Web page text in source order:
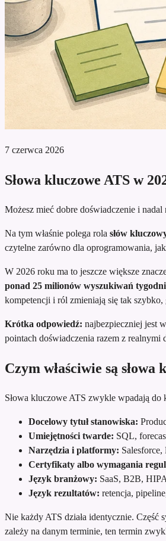
7 czerwca 2026
Słowa kluczowe ATS w
Możesz mieć dobre doświadczenie i
Na tym właśnie polega rola słów
czytelne zarówno dla oprogramowania,
W 2026 roku ma to jeszcze większe
ponad 25 milionów wyszukiwań
kompetencji i ról zmieniają się tak
Krótka odpowiedź: najbezpieczniej jest
pointach doświadczenia razem z realnymi
Czym właściwie są słowa
Słowa kluczowe ATS zwykle wpadają
Docelowy tytuł stanowiska:
Umiejętności twarde: SQL,
Narzędzia i platformy:
Certyfikaty albo wymagania
Język branżowy: SaaS, B2B,
Język rezultatów: retencja,
Nie każdy ATS działa identycznie.
zależy na danym terminie, ten termin